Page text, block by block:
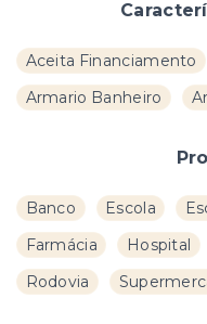
Aceita Financiamento
Armario Banheiro
Banco Escola
Farmácia
Hospital
Rodovia